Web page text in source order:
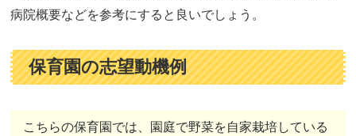
病院概要などを参考にすると良いでしょう。
保育園の志望動機例
こちらの保育園では、園庭で野菜を自家栽培している